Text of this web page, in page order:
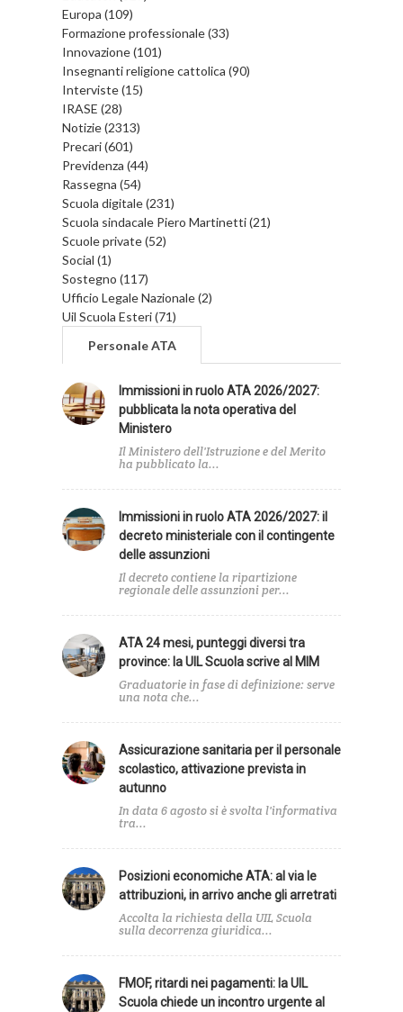
Europa (109)
Formazione professionale (33)
Innovazione (101)
Insegnanti religione cattolica (90)
Interviste (15)
IRASE (28)
Notizie (2313)
Precari (601)
Previdenza (44)
Rassegna (54)
Scuola digitale (231)
Scuola sindacale Piero Martinetti (21)
Scuole private (52)
Social (1)
Sostegno (117)
Ufficio Legale Nazionale (2)
Uil Scuola Esteri (71)
Personale ATA
Immissioni in ruolo ATA 2026/2027:
pubblicata la nota operativa del
Ministero
Il Ministero dell'Istruzione e del Merito
ha pubblicato la...
Immissioni in ruolo ATA 2026/2027: il
decreto ministeriale con il contingente
delle assunzioni
Il decreto contiene la ripartizione
regionale delle assunzioni per...
ATA 24 mesi, punteggi diversi tra
province: la UIL Scuola scrive al MIM
Graduatorie in fase di definizione: serve
una nota che...
Assicurazione sanitaria per il personale
scolastico, attivazione prevista in
autunno
In data 6 agosto si è svolta l'informativa
tra...
Posizioni economiche ATA: al via le
attribuzioni, in arrivo anche gli arretrati
Accolta la richiesta della UIL Scuola
sulla decorrenza giuridica...
FMOF, ritardi nei pagamenti: la UIL
Scuola chiede un incontro urgente al